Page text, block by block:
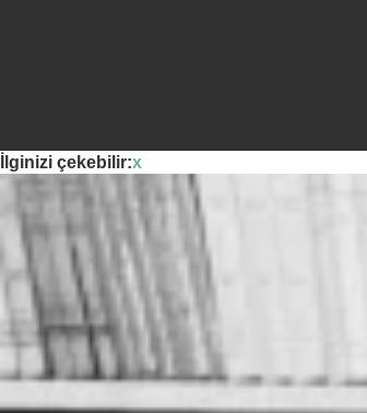
İlginizi çekebilir:x